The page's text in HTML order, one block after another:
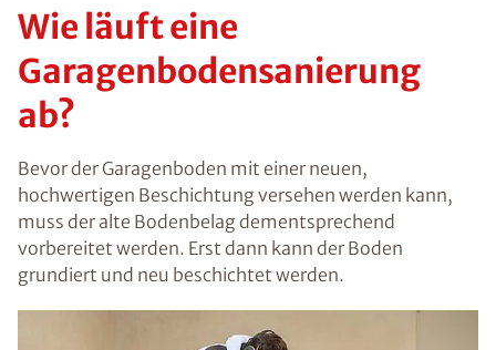
Wie läuft eine
Garagenbodensanierung
ab?
Bevor der Garagenboden mit einer neuen,
hochwertigen Beschichtung versehen werden kann,
muss der alte Bodenbelag dementsprechend
vorbereitet werden. Erst dann kann der Boden
grundiert und neu beschichtet werden.